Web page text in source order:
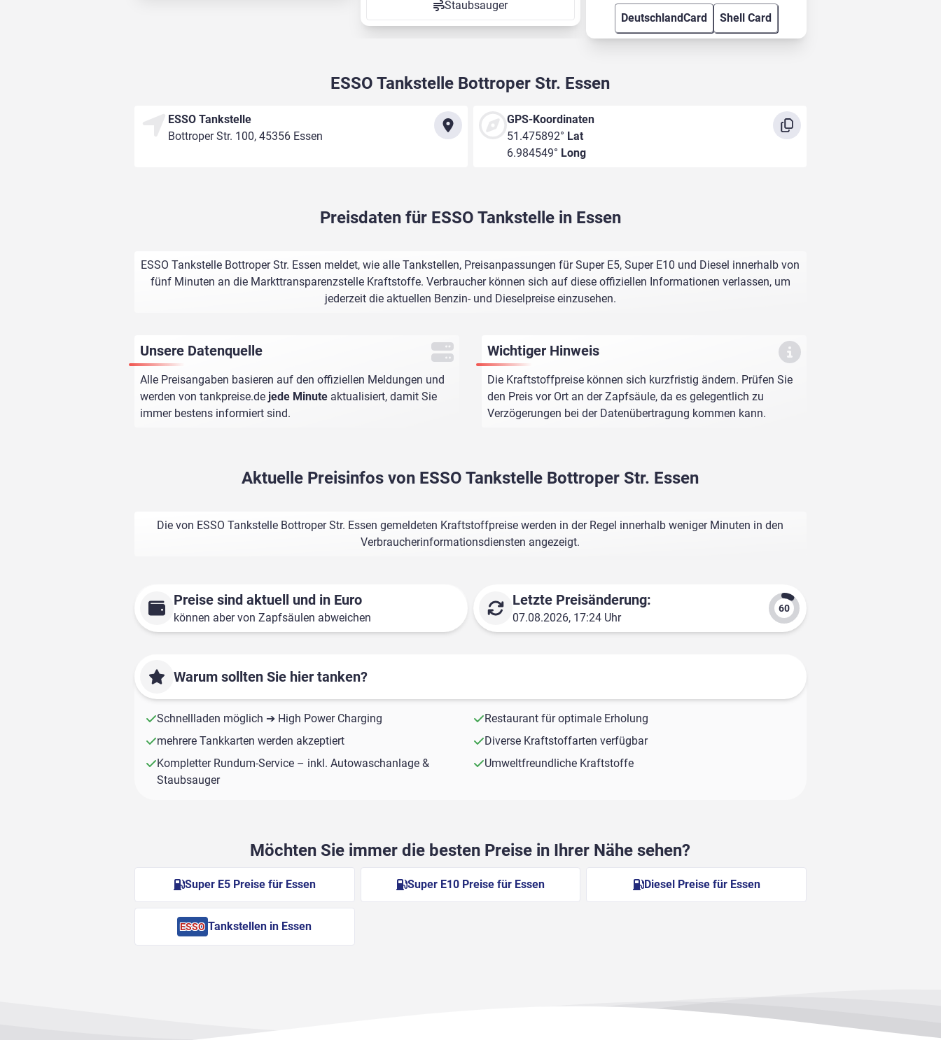
Staubsauger
DeutschlandCard Shell Card
ESSO Tankstelle Bottroper Str. Essen
ESSO Tankstelle
Bottroper Str. 100, 45356 Essen
GPS-Koordinaten
51.475892° Lat
6.984549° Long
Preisdaten für ESSO Tankstelle in Essen
ESSO Tankstelle Bottroper Str. Essen meldet, wie alle Tankstellen, Preisanpassungen für Super E5, Super E10 und Diesel innerhalb von
fünf Minuten an die Markttransparenzstelle Kraftstoffe. Verbraucher können sich auf diese offiziellen Informationen verlassen, um
jederzeit die aktuellen Benzin- und Dieselpreise einzusehen.
Unsere Datenquelle
Alle Preisangaben basieren auf den offiziellen Meldungen und
werden von tankpreise.de jede Minute aktualisiert, damit Sie
immer bestens informiert sind.
Wichtiger Hinweis
Die Kraftstoffpreise können sich kurzfristig ändern. Prüfen Sie
den Preis vor Ort an der Zapfsäule, da es gelegentlich zu
Verzögerungen bei der Datenübertragung kommen kann.
Aktuelle Preisinfos von ESSO Tankstelle Bottroper Str. Essen
Die von ESSO Tankstelle Bottroper Str. Essen gemeldeten Kraftstoffpreise werden in der Regel innerhalb weniger Minuten in den
Verbraucherinformationsdiensten angezeigt.
Preise sind aktuell und in Euro
können aber von Zapfsäulen abweichen
Letzte Preisänderung:
07.08.2026, 17:24 Uhr
Warum sollten Sie hier tanken?
Schnellladen möglich ➔ High Power Charging
Restaurant für optimale Erholung
mehrere Tankkarten werden akzeptiert
Diverse Kraftstoffarten verfügbar
Kompletter Rundum-Service – inkl. Autowaschanlage &
Staubsauger
Umweltfreundliche Kraftstoffe
Möchten Sie immer die besten Preise in Ihrer Nähe sehen?
Super E5 Preise für Essen Super E10 Preise für Essen Diesel Preise für Essen
ESSO Tankstellen in Essen